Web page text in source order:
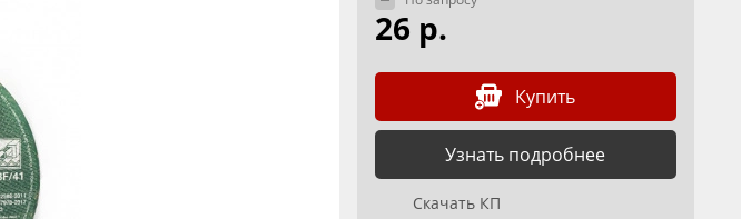
26 р.
Купить
Узнать подробнее
Скачать КП